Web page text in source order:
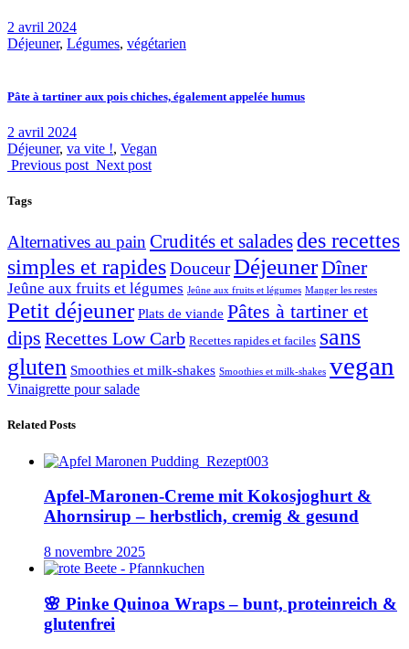
2 avril 2024
Déjeuner, Légumes, végétarien
Pâte à tartiner aux pois chiches, également appelée humus
2 avril 2024
Déjeuner, va vite !, Vegan
Previous post Next post
Tags
Alternatives au pain Crudités et saladesdes recettes
simples et rapidesDouceurDéjeunerDîner
Jeûne aux fruits et légumes Jeûne aux fruits et légumes Manger les restes
Petit déjeuner Plats de viande Pâtes à tartiner et
dips Recettes Low Carb Recettes rapides et faciles sans
gluten Smoothies et milk-shakes Smoothies et milk-shakes vegan
Vinaigrette pour salade
Related Posts
Apfel-Maronen-Creme mit Kokosjoghurt &
Ahornsirup – herbstlich, cremig & gesund
8 novembre 2025
🌸 Pinke Quinoa Wraps – bunt, proteinreich &
glutenfrei